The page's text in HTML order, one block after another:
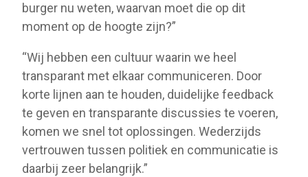
burger nu weten, waarvan moet die op dit
moment op de hoogte zijn?”
“Wij hebben een cultuur waarin we heel
transparant met elkaar communiceren. Door
korte lijnen aan te houden, duidelijke feedback
te geven en transparante discussies te voeren,
komen we snel tot oplossingen. Wederzijds
vertrouwen tussen politiek en communicatie is
daarbij zeer belangrijk.”